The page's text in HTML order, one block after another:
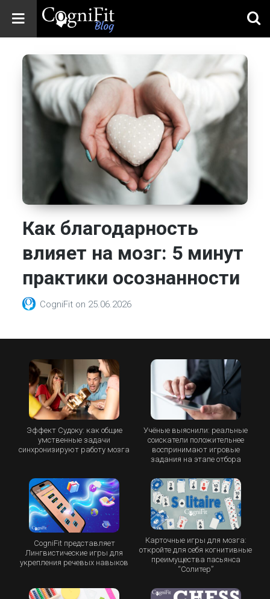
Blog: Brain
Health
News
Brain Training,
Mental Health, and
Wellness
Как благодарность
влияет на мозг: 5 минут
практики осознанности
CogniFit on 25.06.2026
Эффект Судоку: как общие
умственные задачи
синхронизируют работу мозга
Учёные выяснили: реальные
соискатели положительнее
воспринимают игровые
задания на этапе отбора
CogniFit представляет
Лингвистические игры для
укрепления речевых навыков
Карточные игры для мозга:
откройте для себя когнитивные
преимущества пасьянса
“Cолитер”